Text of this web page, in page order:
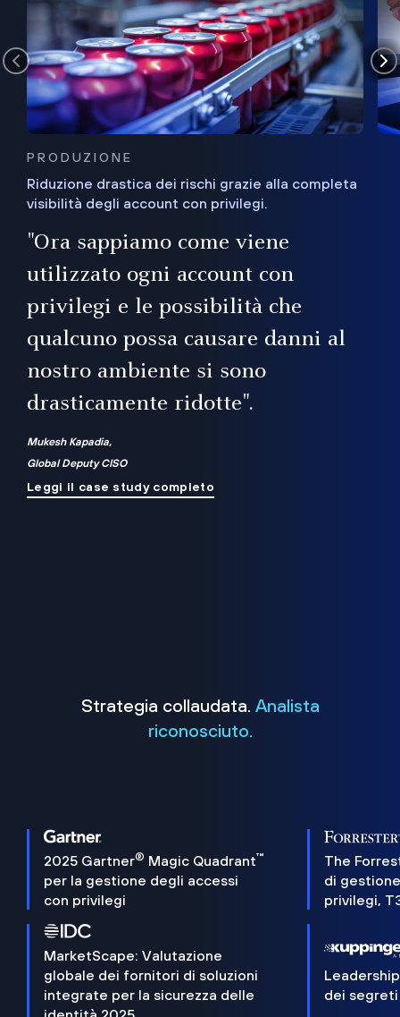
PRODUZIONE
Riduzione drastica dei rischi grazie alla completa
visibilità degli account con privilegi.
"Ora sappiamo come viene
utilizzato ogni account con
privilegi e le possibilità che
qualcuno possa causare danni al
nostro ambiente si sono
drasticamente ridotte".
Mukesh Kapadia,
Global Deputy CISO
Leggi il case study completo
Strategia collaudata. Analista
riconosciuto.
2025 Gartner® Magic Quadrant™
per la gestione degli accessi
con privilegi
The
di
privilegi,
MarketScape: Valutazione
globale dei fornitori di soluzioni
integrate per la sicurezza delle
dei segreti